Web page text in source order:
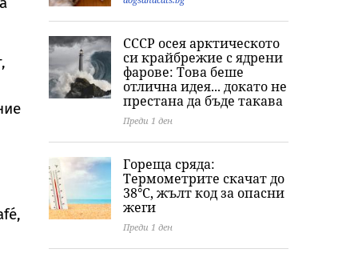
СССР осея арктическото
си крайбрежие с ядрени
фарове: Това беше
отлична идея... докато не
престана да бъде такава
Преди 1 ден
Гореща сряда:
Термометрите скачат до
38°C, жълт код за опасни
жеги
Преди 1 ден